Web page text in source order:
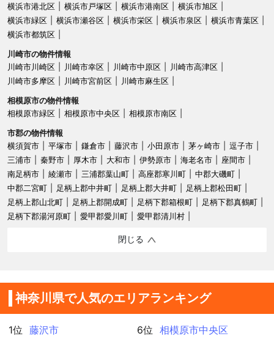
横浜市港北区
横浜市戸塚区 横浜市港南区
横浜市旭区
横浜市緑区
横浜市瀬谷区 横浜市栄区 横浜市泉区
横浜市青葉区
横浜市都筑区
川崎市の物件情報
川崎市川崎区
川崎市幸区 川崎市中原区
川崎市高津区
川崎市多摩区
川崎市宮前区
川崎市麻生区
相模原市の物件情報
相模原市緑区
相模原市中央区
相模原市南区
市郡の物件情報
横須賀市
平塚市 鎌倉市 藤沢市 小田原市 茅ヶ崎市
逗子市
三浦市
秦野市 厚木市 大和市 伊勢原市 海老名市
座間市
南足柄市
綾瀬市 三浦郡葉山町 高座郡寒川町
中郡大磯町
中郡二宮町
足柄上郡中井町 足柄上郡大井町
足柄上郡松田町
足柄上郡山北町
足柄上郡開成町 足柄下郡箱根町
足柄下郡真鶴町
足柄下郡湯河原町
愛甲郡愛川町 愛甲郡清川村
閉じる
神奈川県で人気のエリアランキング
1位
藤沢市
6位
相模原市中央区